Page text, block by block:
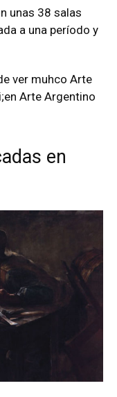
unas 38 salas
a una período y
ver muhco Arte
Arte Argentino
en